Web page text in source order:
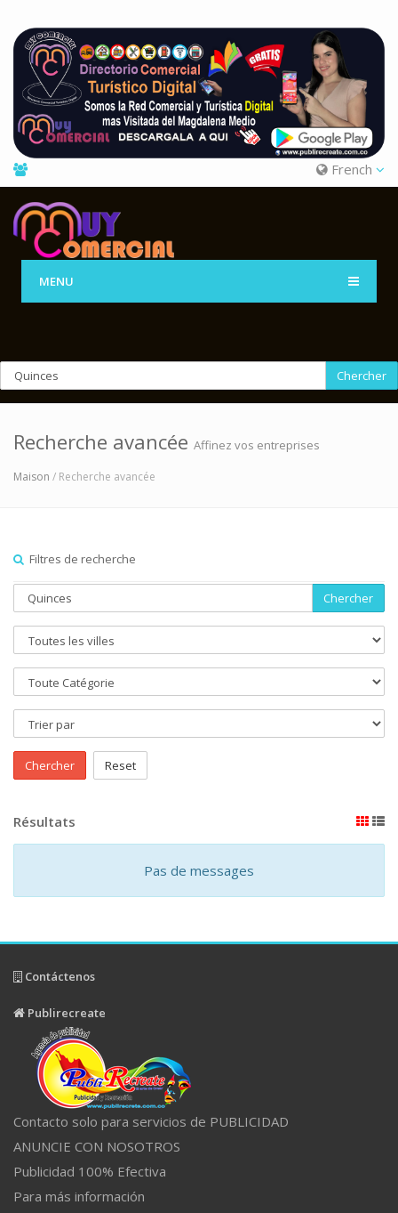
French
MENU
Chercher
Recherche avancée Affinez vos entreprises
Maison / Recherche avancée
Filtres de recherche
Chercher
Chercher Reset
Résultats
Pas de messages
Contáctenos
Publirecreate
Contacto solo para servicios de PUBLICIDAD
ANUNCIE CON NOSOTROS
Publicidad 100% Efectiva
Para más información